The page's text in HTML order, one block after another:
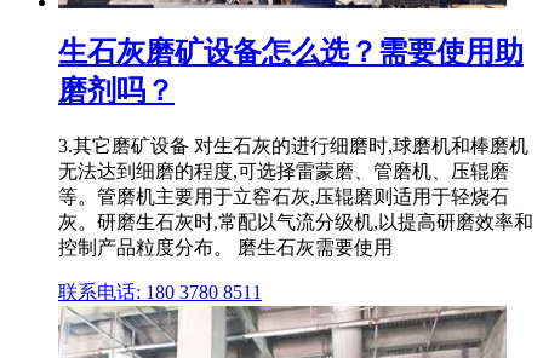
生石灰磨矿设备怎么选？需要使用助
磨剂吗？
3.其它磨矿设备 对生石灰的进行细磨时,球磨机和棒磨机
无法达到细磨的程度,可选择雷蒙磨、管磨机、压辊磨
等。管磨机主要用于立窑石灰,压辊磨则适用于轻烧石
灰。研磨生石灰时,常配以气流分级机,以提高研磨效率和
控制产品粒度分布。 磨生石灰需要使用
联系电话: 180 3780 8511